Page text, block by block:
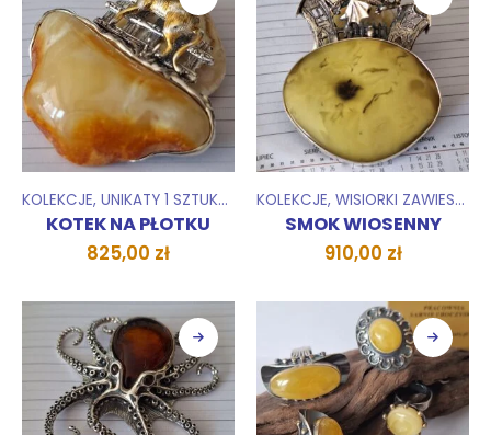
KOLEKCJE,UNIKATY 1 SZTUKA WISIORKI ZAWIESZKI
KOTEK NA PŁOTKU
825,00 zł
KOLEKCJE,WISIORKI ZAWIESZKI
SMOK WIOSENNY
910,00 zł